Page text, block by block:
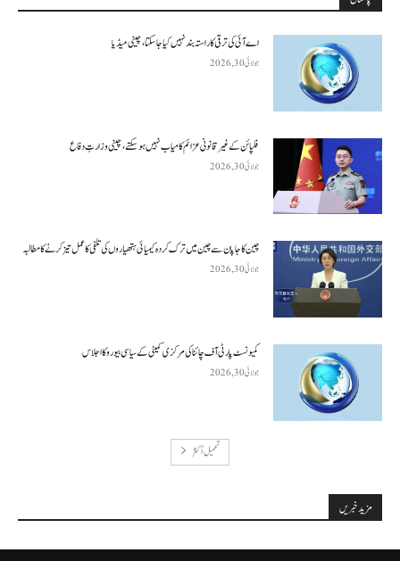
اے آئی کی ترقی کا راستہ بند نہیں کیا جا سکتا، چینی میڈیا
جولائی 30, 2026
فلپائن کے غیر قانونی عزائم کامیاب نہیں ہو سکتے ، چینی وزارتِ دفاع
جولائی 30, 2026
چین کا جاپان سے چین میں ترک کردہ کیمیائی ہتھیاروں کی تلفی کا عمل تیز کرنے کا مطالبہ
جولائی 30, 2026
کمیونسٹ پارٹی آف چائنا کی مرکزی کمیٹی کے سیاسی بیورو کا اجلاس
جولائی 30, 2026
تحميل أكثر
مزید خبریں